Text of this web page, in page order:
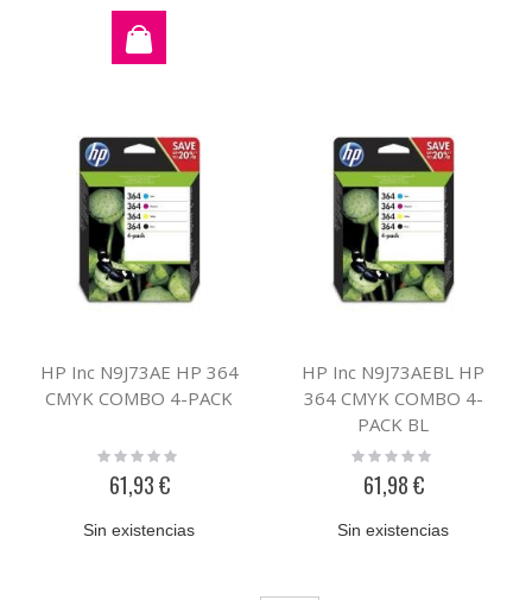
HP Inc N9J73AE HP 364
CMYK COMBO 4-PACK
Rating:
61,93 €
Sin existencias
HP Inc N9J73AEBL HP
364 CMYK COMBO 4-
PACK BL
Rating:
61,98 €
Sin existencias